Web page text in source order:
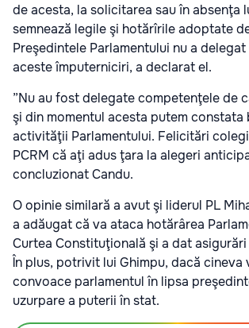
de acesta, la solicitarea sau în absenţa
semnează legile şi hotărîrile adoptate
Preşedintele Parlamentului nu a
aceste împuterniciri, a declarat el.
”Nu au fost delegate competenţele de
şi din momentul acesta putem constata
activităţii Parlamentului. Felicitări
PCRM că aţi adus ţara la alegeri
concluzionat Candu.
O opinie similară a avut şi liderul PL
a adăugat că va ataca hotărârea
Curtea Constituţională şi a dat
În plus, potrivit lui Ghimpu, dacă cineva
convoace parlamentul în lipsa
uzurpare a puterii în stat.